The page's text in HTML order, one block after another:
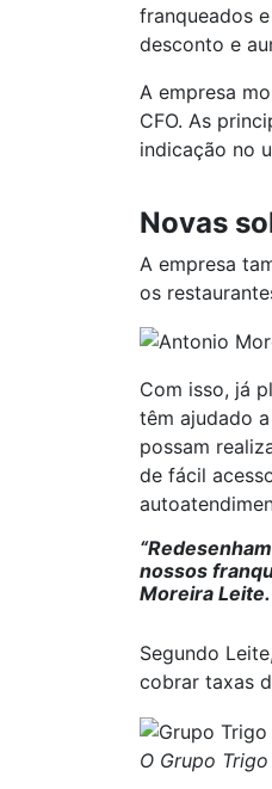
franqueados
desconto e
A empresa
CFO. As
indicação no
Novas
A empresa
os
Com isso, já
têm ajudado
possam
de fácil
nossos
Moreira Leite.
Segundo
cobrar taxas
O Grupo